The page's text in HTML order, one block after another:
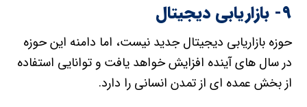
۹- بازاریابی دیجیتال
حوزه بازاریابی دیجیتال جدید نیست، اما دامنه این حوزه
در سال های آینده افزایش خواهد یافت و توانایی استفاده
از بخش عمده ای از تمدن انسانی را دارد.